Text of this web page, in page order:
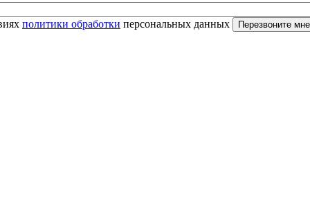
политики обработки персональных данных